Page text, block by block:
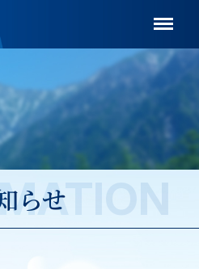
らせ